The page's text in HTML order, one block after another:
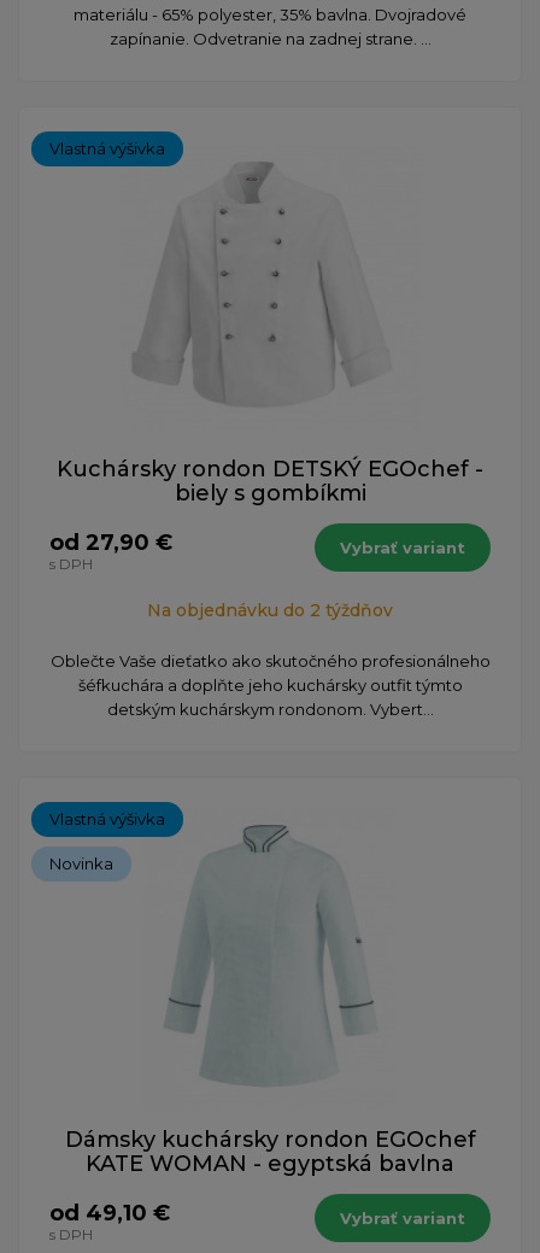
materiálu - 65% polyester, 35% bavlna. Dvojradové
zapínanie. Odvetranie na zadnej strane. ...
Vlastná výšivka
Kuchársky rondon DETSKÝ EGOchef -
biely s gombíkmi
od 27,90 €
s DPH
Vybrať variant
Na objednávku do 2 týždňov
Oblečte Vaše dieťatko ako skutočného profesionálneho
šéfkuchára a doplňte jeho kuchársky outfit týmto
detským kuchárskym rondonom. Vybert...
Vlastná výšivka
Novinka
Dámsky kuchársky rondon EGOchef
KATE WOMAN - egyptská bavlna
od 49,10 €
s DPH
Vybrať variant